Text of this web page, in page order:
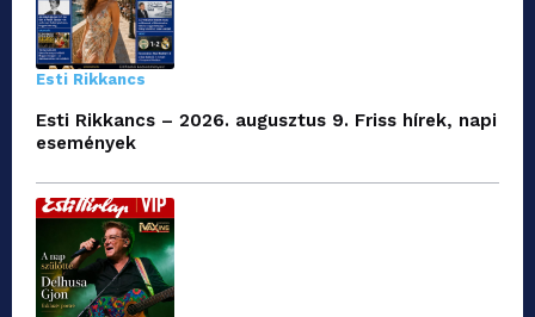
Esti Rikkancs
Esti Rikkancs – 2026. augusztus 9. Friss hírek, napi
események